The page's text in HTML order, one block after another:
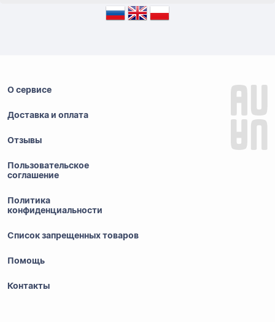
О сервисе
Доставка и оплата
Отзывы
Пользовательское
соглашение
Политика
конфиденциальности
Список запрещенных товаров
Помощь
Контакты